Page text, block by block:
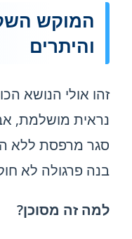
המוקש
והיתרים
זהו אולי הנושא
נראית מושלמת,
סגר מרפסת ללא
בנה פרגולה לא
למה זה מסוכן?